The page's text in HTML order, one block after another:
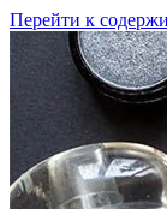
Перейти к